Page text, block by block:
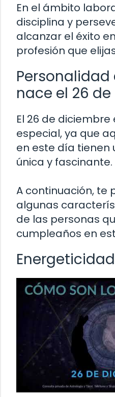
En el ámbito
disciplina y
alcanzar el éxito
profesión que
Personalidad
nace el 26
El 26 de
especial, ya que
en este día tienen
única y fascinante.
A continuación, te
algunas
de las personas
cumpleaños en